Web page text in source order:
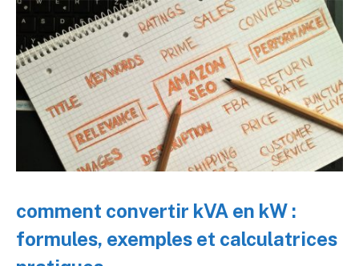
comment convertir kVA en kW :
formules, exemples et calculatrices